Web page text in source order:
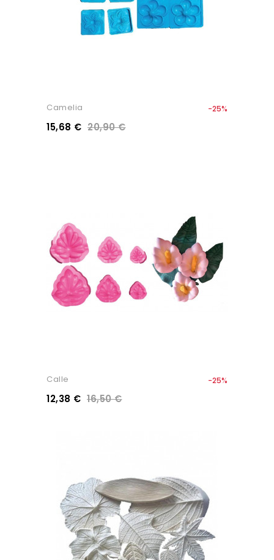
Camelia -25%
15,68 € 20,90 €
Calle -25%
12,38 € 16,50 €